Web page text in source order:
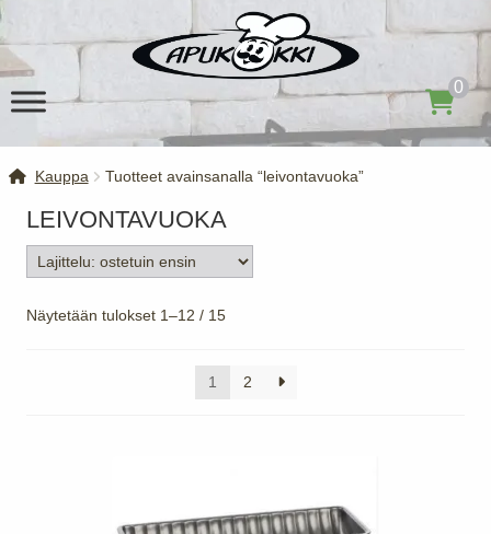
navigointiin
sisältöön
0
Kauppa Tuotteet avainsanalla “leivontavuoka”
LEIVONTAVUOKA
Näytetään tulokset 1–12 / 15Suosituimmat
1 2